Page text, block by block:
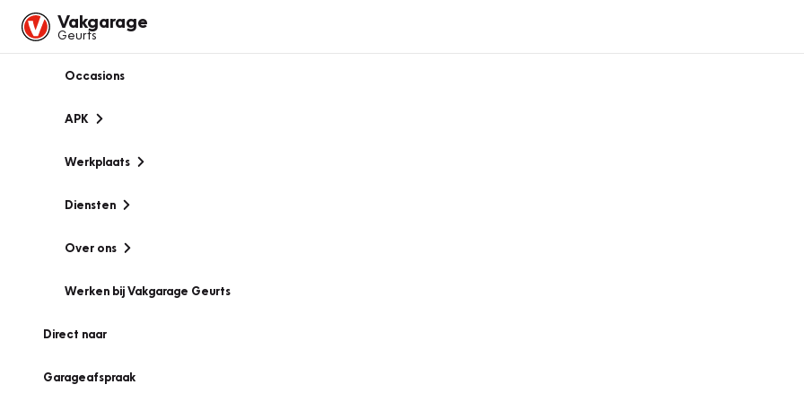
Vakgarage
Geurts
Occasions
APK
Werkplaats
Diensten
Over ons
Werken bij Vakgarage Geurts
Direct naar
Garageafspraak